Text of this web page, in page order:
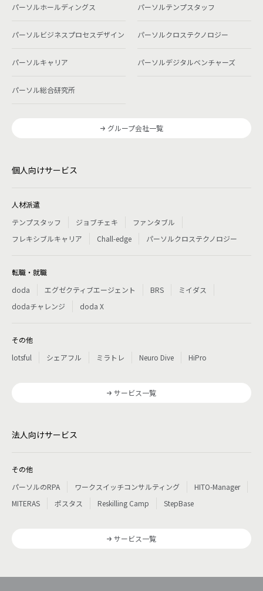
パーソルホールディングス パーソルテンプスタッフ
パーソルビジネスプロセスデザイン パーソルクロステクノロジー
パーソルキャリア パーソルデジタルベンチャーズ
パーソル総合研究所
グループ会社一覧
個人向けサービス
人材派遣
テンプスタッフ
ジョブチェキ
ファンタブル
フレキシブルキャリア
Chall-edge パーソルクロステクノロジー
転職・就職
doda
エグゼクティブエージェント BRS
ミイダス
dodaチャレンジ
doda X
その他
lotsful
シェアフル ミラトレ Neuro Dive HiPro
サービス一覧
法人向けサービス
その他
パーソルのRPA
ワークスイッチコンサルティング
HITO-Manager
MITERAS
ポスタス Reskilling Camp StepBase
サービス一覧